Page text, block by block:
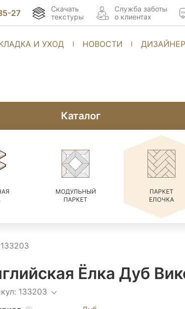
И УХОД НОВОСТИ
27
Скачать
текстуры
Cлужба заботы
о клиентах
Каталог
МОДУЛЬНЫЙ
ПАРКЕТ
ПАРКЕТ
ЕЛОЧКА
Ёлка Дуб
133203